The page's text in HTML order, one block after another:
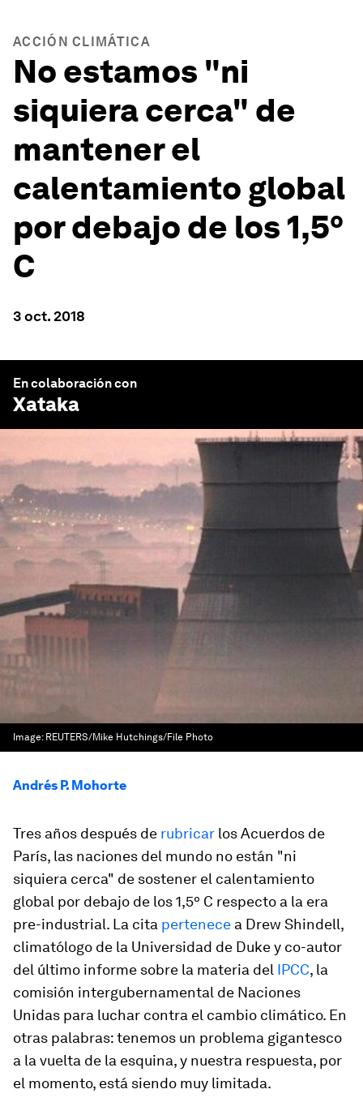
ACCIÓN CLIMÁTICA
No estamos "ni
siquiera cerca" de
mantener el
calentamiento global
por debajo de los 1,5º
C
3 oct. 2018
En colaboración con
Xataka
Image: REUTERS/Mike Hutchings/File Photo
Andrés P. Mohorte
Tres años después de rubricar los Acuerdos de
París, las naciones del mundo no están "ni
siquiera cerca" de sostener el calentamiento
global por debajo de los 1,5º C respecto a la era
pre-industrial. La cita pertenece a Drew Shindell,
climatólogo de la Universidad de Duke y co-autor
del último informe sobre la materia del IPCC, la
comisión intergubernamental de Naciones
Unidas para luchar contra el cambio climático. En
otras palabras: tenemos un problema gigantesco
a la vuelta de la esquina, y nuestra respuesta, por
el momento, está siendo muy limitada.